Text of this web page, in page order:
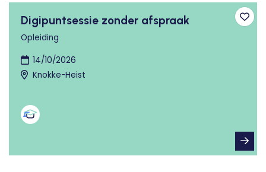
Digipuntsessie zonder afspraak
Opleiding
14/10/2026
Knokke-Heist